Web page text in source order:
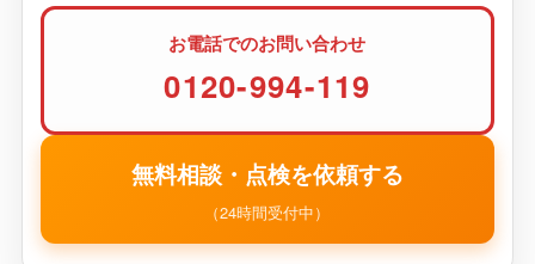
お電話でのお問い合わせ
0120-994-119
無料相談・点検を依頼する
（24時間受付中）